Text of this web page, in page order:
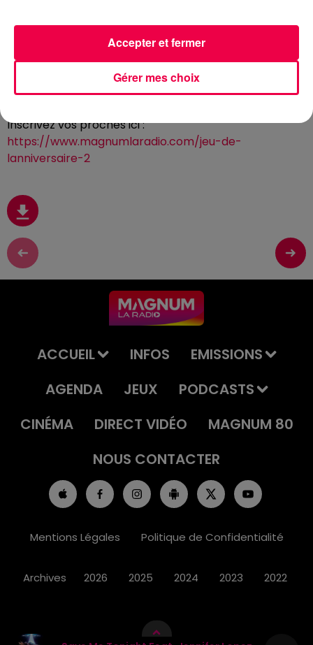
29 mai 2026 - 2 min 5 sec
(CLUB MAGNUM) LE JEU DE L'ANNIVERSAIRE
DU VENDREDI 29 MAI
Inscrivez vos proches ici :
https://www.magnumlaradio.com/jeu-de-
lanniversaire-2
ACCUEIL INFOS
EMISSIONS
AGENDA
JEUX
PODCASTS
CINÉMA
DIRECT VIDÉO
MAGNUM 80
NOUS CONTACTER
Mentions Légales Politique de Confidentialité
Archives 2026 2025 2024 2023 2022
Gérer mes choix
Accepter et fermer